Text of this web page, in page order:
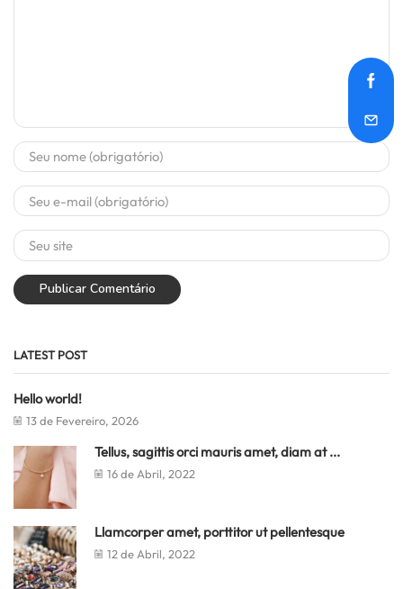
LATEST POST
Hello world!
13 de Fevereiro, 2026
Tellus, sagittis orci mauris amet, diam at ...
16 de Abril, 2022
Llamcorper amet, porttitor ut pellentesque
12 de Abril, 2022